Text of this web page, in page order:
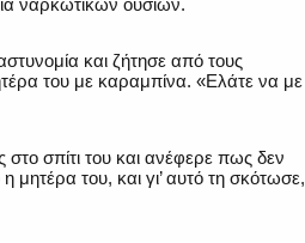
ναρκωτικών ουσιών.
και ζήτησε από τους
του με καραμπίνα. «Ελάτε να με
σπίτι του και ανέφερε πως δεν
μητέρα του, και γι’ αυτό τη σκότωσε,